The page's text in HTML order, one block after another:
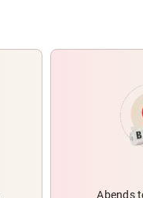
Abends